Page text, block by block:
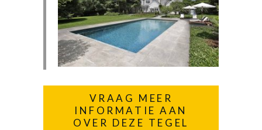
VRAAG MEER
INFORMATIE AAN
OVER DEZE TEGEL